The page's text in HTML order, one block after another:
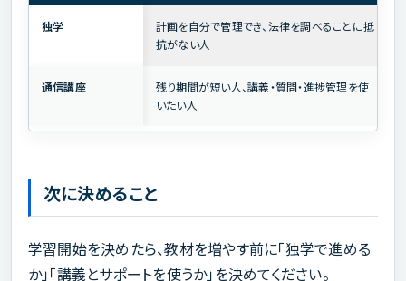
独学
計画を自分で管理でき、法律を調べることに抵
抗がない人
通信講座
残り期間が短い人、講義・質問・進捗管理を使
いたい人
次に決めること
学習開始を決めたら、教材を増やす前に「独学で進める
か」「講義とサポートを使うか」を決めてください。